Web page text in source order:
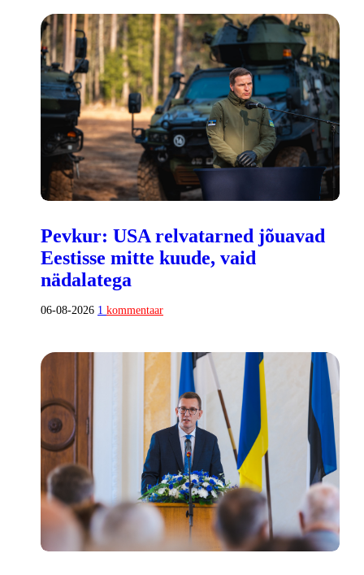
Pevkur: USA relvatarned jõuavad
Eestisse mitte kuude, vaid
nädalatega
06-08-2026 1 kommentaar